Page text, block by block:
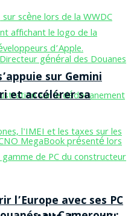
sur Gemini
et accélérer sa
l’Europe avec ses PC